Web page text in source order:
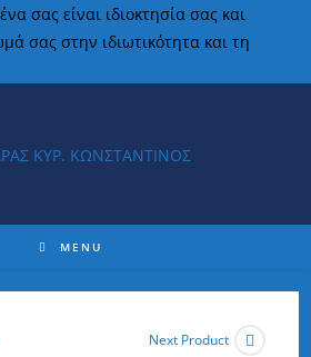
σας είναι ιδιοκτησία σας και
σας στην ιδιωτικότητα και τη
MENU
Next Product